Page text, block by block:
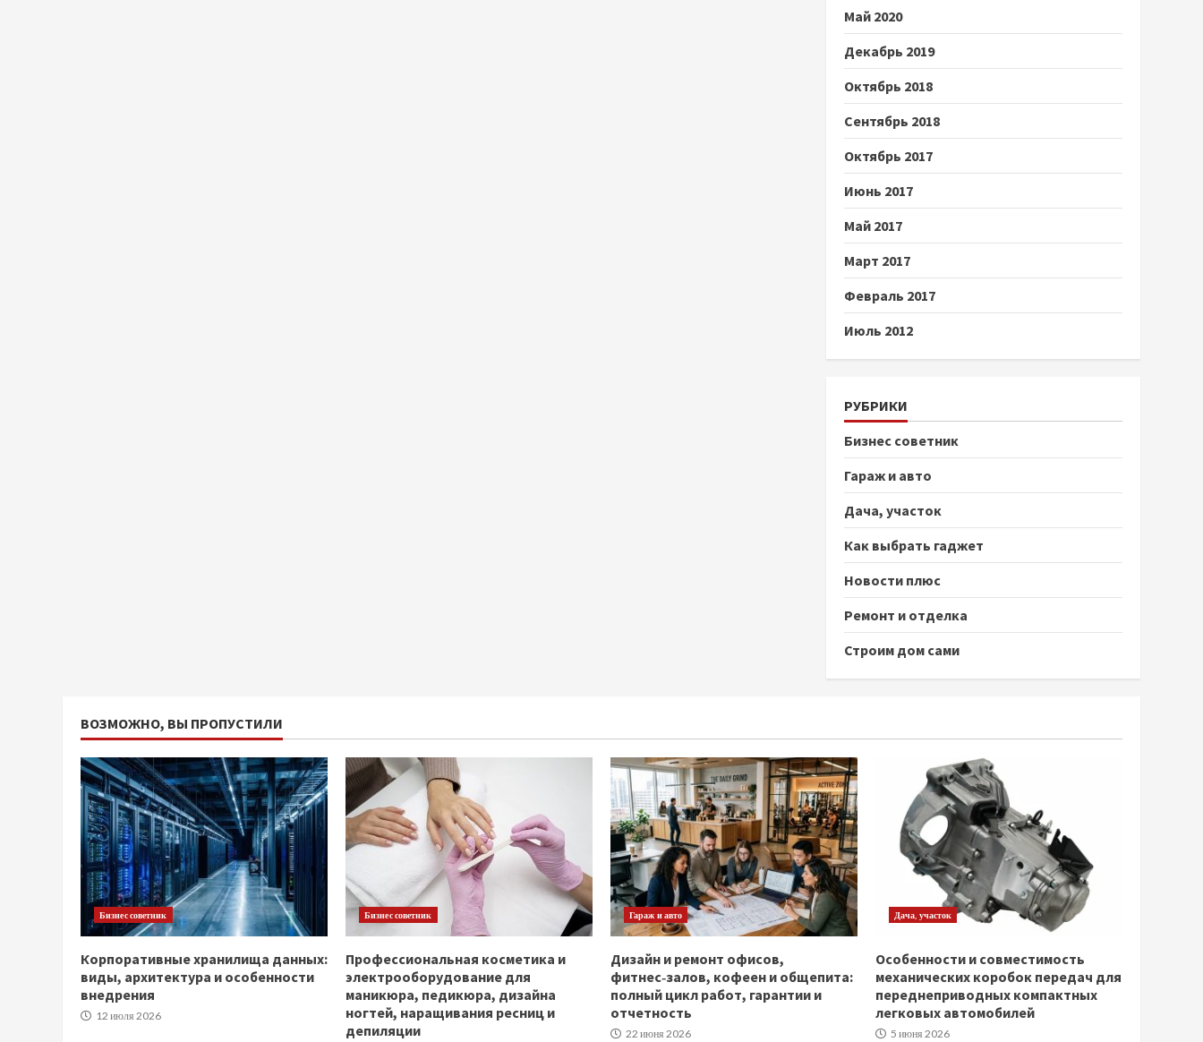
Май 2020
Декабрь 2019
Октябрь 2018
Сентябрь 2018
Октябрь 2017
Июнь 2017
Май 2017
Март 2017
Февраль 2017
Июль 2012
РУБРИКИ
Бизнес советник
Гараж и авто
Дача, участок
Как выбрать гаджет
Новости плюс
Ремонт и отделка
Строим дом сами
ВОЗМОЖНО, ВЫ ПРОПУСТИЛИ
Бизнес советник
Корпоративные хранилища данных:
виды, архитектура и особенности
внедрения
12 июля 2026
Бизнес советник
Профессиональная косметика и
электрооборудование для
маникюра, педикюра, дизайна
ногтей, наращивания ресниц и
депиляции
Гараж и авто
Дизайн и ремонт офисов,
фитнес‑залов, кофеен и общепита:
полный цикл работ, гарантии и
отчетность
22 июня 2026
Дача, участок
Особенности и совместимость
механических коробок передач для
переднеприводных компактных
легковых автомобилей
5 июня 2026